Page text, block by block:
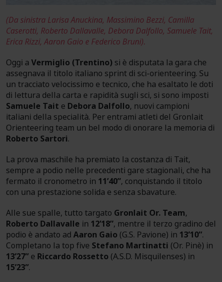
(Da sinistra Larisa Anuckina, Massimino Bezzi, Camilla
Caserotti, Roberto Dallavalle, Debora Dalfollo, Samuele Tait,
Erica Rizzi, Aaron Gaio e Federico Bruni).
Oggi a Vermiglio (Trentino) si è disputata la gara che
assegnava il titolo italiano sprint di sci-orienteering. Su
un tracciato velocissimo e tecnico, che ha esaltato le doti
di lettura della carta e rapidità sugli sci, si sono imposti
Samuele Tait e Debora Dalfollo, nuovi campioni
italiani della specialità. Per entrami atleti del Gronlait
Orienteering team un bel modo di onorare la memoria di
Roberto Sartori.
La prova maschile ha premiato la costanza di Tait,
sempre a podio nelle precedenti gare stagionali, che ha
fermato il cronometro in 11’40”, conquistando il titolo
con una prestazione solida e senza sbavature.
Alle sue spalle, tutto targato Gronlait Or. Team,
Roberto Dallavalle in 12’18”, mentre il terzo gradino del
podio è andato ad Aaron Gaio (G.S. Pavione) in 13’10”.
Completano la top five Stefano Martinatti (Or. Pinè) in
13’27” e Riccardo Rossetto (A.S.D. Misquilenses) in
15’23”.